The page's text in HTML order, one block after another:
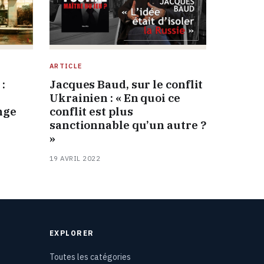
ARTICLE
Jacques Baud, sur le conflit
Ukrainien : « En quoi ce
conflit est plus
sanctionnable qu’un autre ?
»
19 AVRIL 2022
EXPLORER
Toutes les catégories